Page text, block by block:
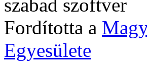
szabad szoftver
Fordította a
Egyesülete